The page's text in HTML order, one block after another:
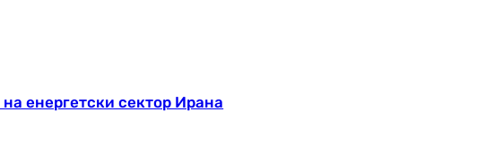
енергетски сектор Ирана